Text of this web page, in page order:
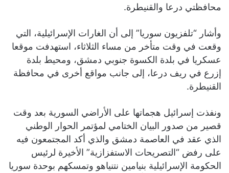
محافظتي درعا والقنيطرة.
وأشار “تلفزيون سوريا” إلى أن الغارات الإسرائيلية، التي
وقعت في وقت متأخر من مساء الثلاثاء، استهدفت موقعا
عسكريا في بلدة الكسوة جنوبي دمشق، ومحيط بلدة
إزرع في ريف درعا، إلى جانب مواقع أخرى في محافظة
القنيطرة.
ونفذت إسرائيل هجماتها على الأراضي السورية بعد وقت
قصير من صدور البيان الختامي لمؤتمر الحوار الوطني
الذي عقد في العاصمة دمشق والذي أكد المجتمعون فيه
على رفض “التصريحات الاستفزازية” الأخيرة لرئيس
الحكومة الإسرائيلية بنيامين نتنياهو وتمسكهم بوحدة سوريا